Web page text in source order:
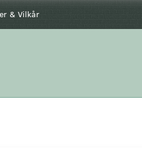
& Vilkår